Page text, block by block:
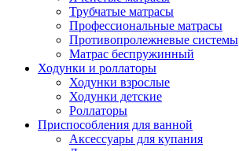
Трубчатые матрасы
Профессиональные матрасы
Противопролежневые системы
Матрас беспружинный
Ходунки и роллаторы
Ходунки взрослые
Ходунки детские
Роллаторы
Приспособления для ванной
Аксессуары для купания